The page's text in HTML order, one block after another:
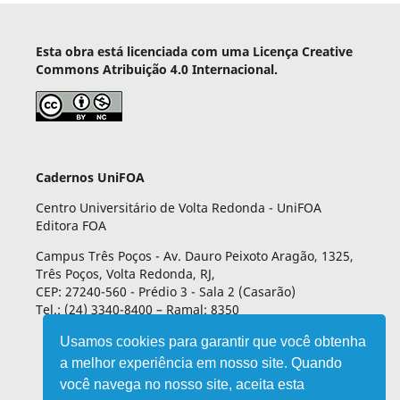
Usamos cookies para garantir que você obtenha
a melhor experiência em nosso site. Quando
você navega no nosso site, aceita esta
Esta obra está licenciada com uma Licença Creative
Commons Atribuição 4.0 Internacional.
Cadernos UniFOA
Centro Universitário de Volta Redonda - UniFOA
Editora FOA
Campus Três Poços - Av. Dauro Peixoto Aragão, 1325,
Três Poços, Volta Redonda, RJ,
CEP: 27240-560 - Prédio 3 - Sala 2 (Casarão)
Tel.: (24) 3340-8400 – Ramal: 8350